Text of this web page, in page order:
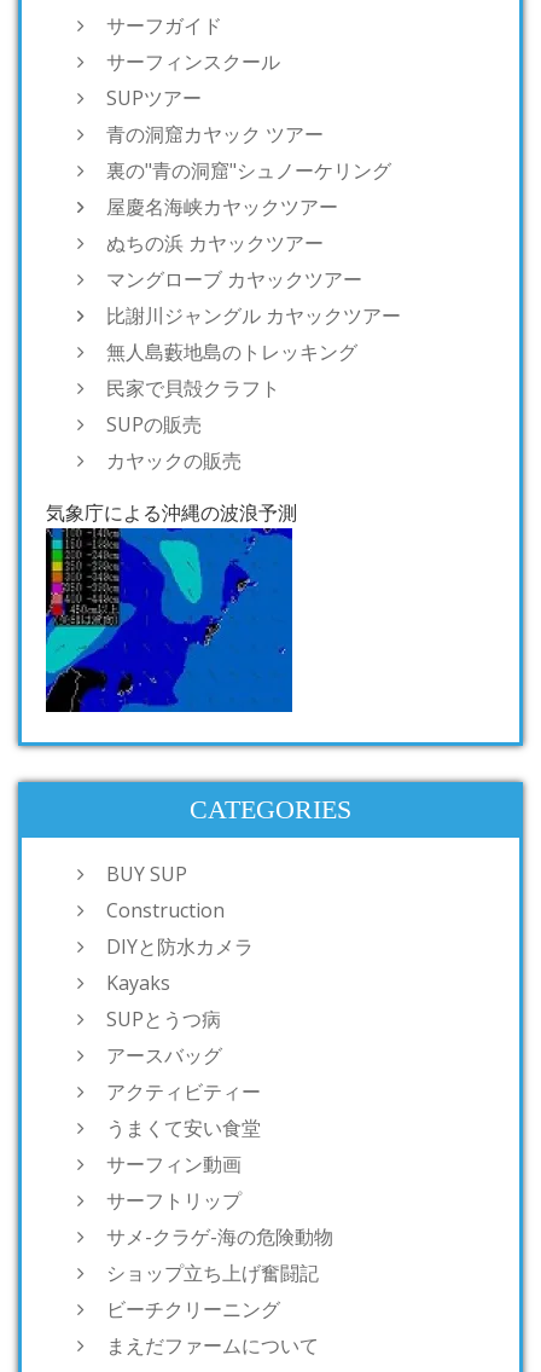
サーフガイド
サーフィンスクール
SUPツアー
青の洞窟カヤック ツアー
裏の"青の洞窟"シュノーケリング
屋慶名海峡カヤックツアー
ぬちの浜 カヤックツアー
マングローブ カヤックツアー
比謝川ジャングル カヤックツアー
無人島藪地島のトレッキング
民家で貝殻クラフト
SUPの販売
カヤックの販売
気象庁による沖縄の波浪予測
CATEGORIES
BUY SUP
Construction
DIYと防水カメラ
Kayaks
SUPとうつ病
アースバッグ
アクティビティー
うまくて安い食堂
サーフィン動画
サーフトリップ
サメ-クラゲ-海の危険動物
ショップ立ち上げ奮闘記
ビーチクリーニング
まえだファームについて